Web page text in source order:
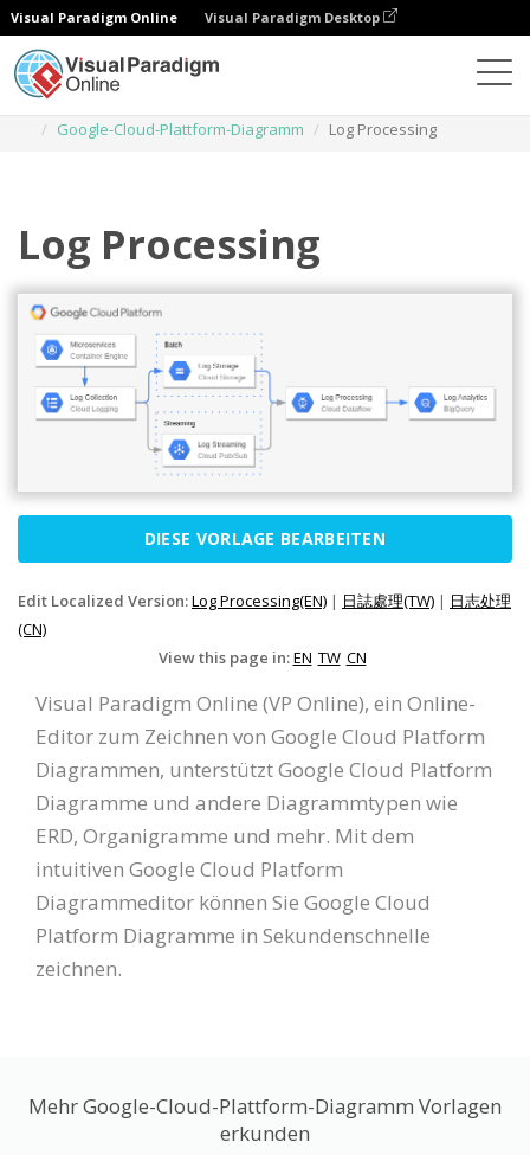
Visual Paradigm Online Visual Paradigm Desktop
Google-Cloud-Plattform-Diagramm
Log Processing
Log Processing
DIESE VORLAGE BEARBEITEN
Edit Localized Version:Log Processing(EN) | 日誌處理(TW) | 日志处理
(CN)
View this page in:EN TW CN
Visual Paradigm Online (VP Online), ein Online-
Editor zum Zeichnen von Google Cloud Platform
Diagrammen, unterstützt Google Cloud Platform
Diagramme und andere Diagrammtypen wie
ERD, Organigramme und mehr. Mit dem
intuitiven Google Cloud Platform
Diagrammeditor können Sie Google Cloud
Platform Diagramme in Sekundenschnelle
zeichnen.
Mehr Google-Cloud-Plattform-Diagramm Vorlagen
erkunden